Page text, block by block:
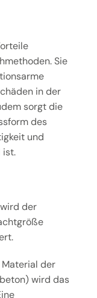
Sie
in der
sorgt die
des
und
ist.
der
der
wird das